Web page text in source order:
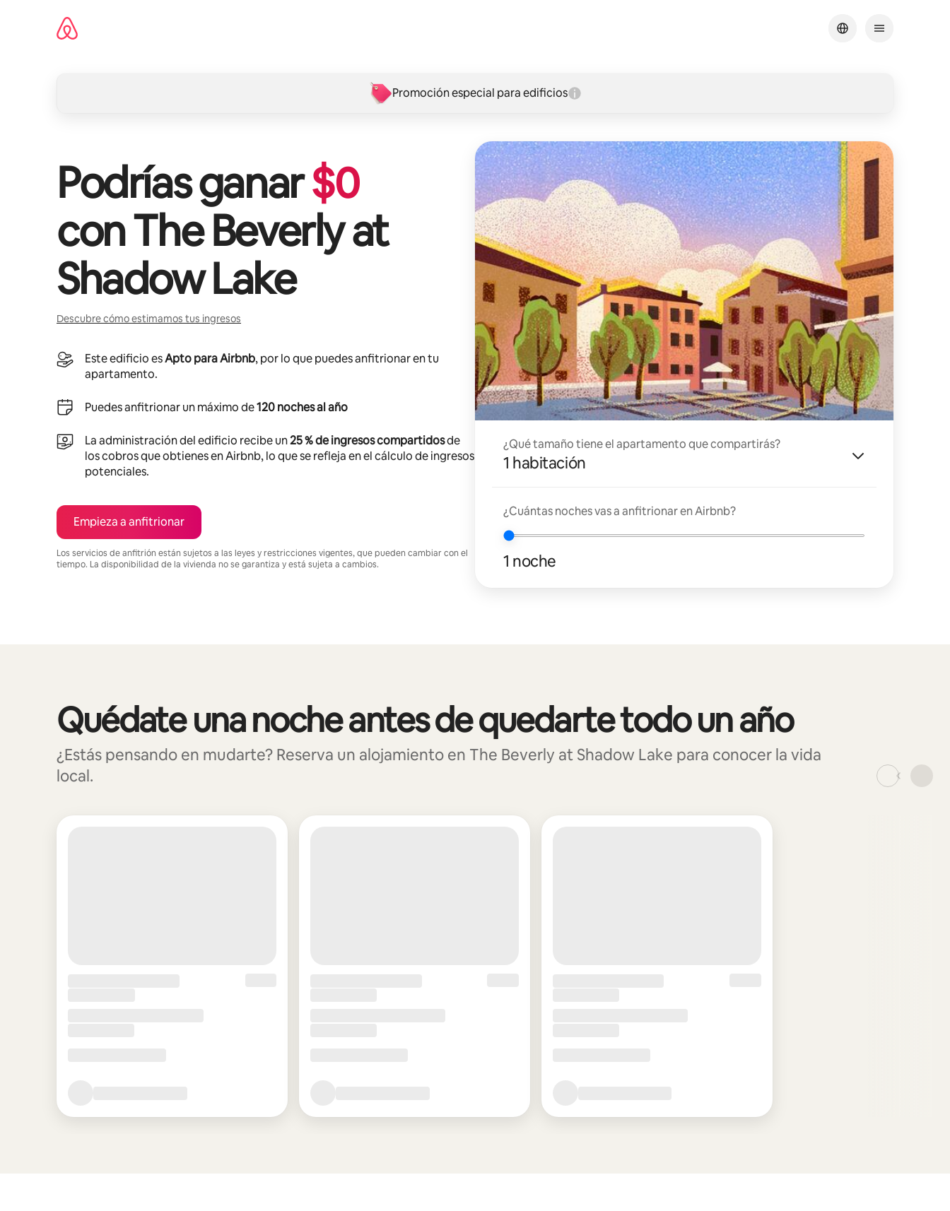
Promoción especial para edificios
Podrías ganar$0
conThe Beverly at
Shadow Lake
Descubre cómo estimamos tus ingresos
Este edificio esApto para Airbnb, por lo que puedes anfitrionar en tu
apartamento.
Puedes anfitrionar un máximo de120 noches al año
La administración del edificio recibe un25 % de ingresos compartidosde
los cobros que obtienes en Airbnb, lo que se refleja en el cálculo de ingresos
potenciales.
Empieza a anfitrionar
Los servicios de anfitrión están sujetos a las leyes y restricciones vigentes, que pueden cambiar con el
tiempo. La disponibilidad de la vivienda no se garantiza y está sujeta a cambios.
¿Qué tamaño tiene el apartamento que compartirás?
1 habitación
¿Cuántas noches vas a anfitrionar en Airbnb?
1 noche
Quédate una noche antes de quedarte todo un año
¿Estás pensando en mudarte? Reserva un alojamiento en The Beverly at Shadow Lake para conocer la vida
local.
Se muestran0 de 0 elementos
_